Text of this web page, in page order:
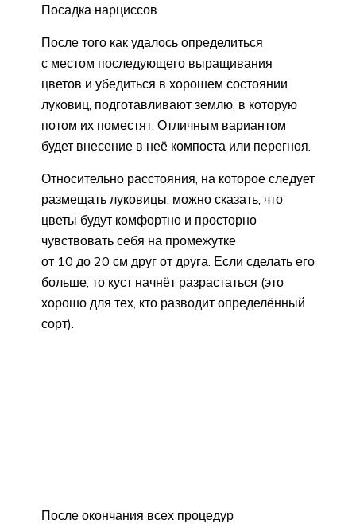
Посадка нарциссов
После того как удалось определиться
с местом последующего выращивания
цветов и убедиться в хорошем состоянии
луковиц, подготавливают землю, в которую
потом их поместят. Отличным вариантом
будет внесение в неё компоста или перегноя.
Относительно расстояния, на которое следует
размещать луковицы, можно сказать, что
цветы будут комфортно и просторно
чувствовать себя на промежутке
от 10 до 20 см друг от друга. Если сделать его
больше, то куст начнёт разрастаться (это
хорошо для тех, кто разводит определённый
сорт).
После окончания всех процедур